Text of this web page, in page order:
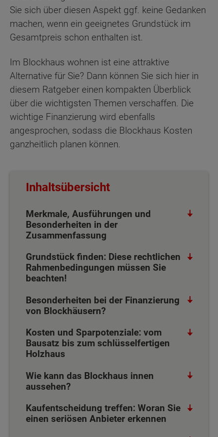
Sie sich über diesen Aspekt ggf. keine Gedanken
machen, wenn ein geeignetes Grundstück im
Gesamtpreis schon enthalten ist.
Im Blockhaus wohnen ist eine attraktive
Alternative für Sie? Dann können Sie sich hier in
diesem Ratgeber einen kompakten Überblick
über die wichtigsten Themen verschaffen. Die
wichtige Finanzierung wird ebenfalls
angesprochen, sodass die Blockhaus Kosten
ganzheitlich planen können.
Inhaltsübersicht
Merkmale, Ausführungen und
Besonderheiten in der
Zusammenfassung
Grundstück finden: Diese rechtlichen
Rahmenbedingungen müssen Sie
beachten!
Besonderheiten bei der Finanzierung
von Blockhäusern?
Kosten und Sparpotenziale: vom
Bausatz bis zum schlüsselfertigen
Holzhaus
Wie kann das Blockhaus innen
aussehen?
Kaufentscheidung treffen: Woran Sie
einen seriösen Anbieter erkennen